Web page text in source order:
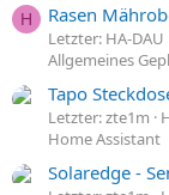
H Rasen
Letzter: HA-DAU
Allgemeines
Tapo
Letzter: zte1m
Home Assistant
Solaredge -